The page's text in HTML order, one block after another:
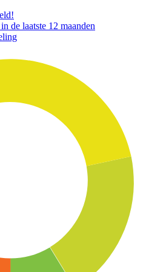
de laatste 12 maanden